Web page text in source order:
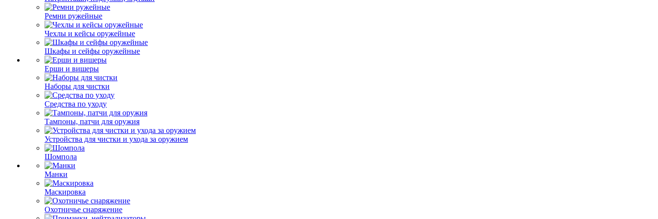
Ремни ружейные
Чехлы и кейсы оружейные
Шкафы и сейфы оружейные
Ерши и вишеры
Наборы для чистки
Средства по уходу
Тампоны, патчи для оружия
Устройства для чистки и ухода за оружием
Шомпола
Манки
Маскировка
Охотничье снаряжение